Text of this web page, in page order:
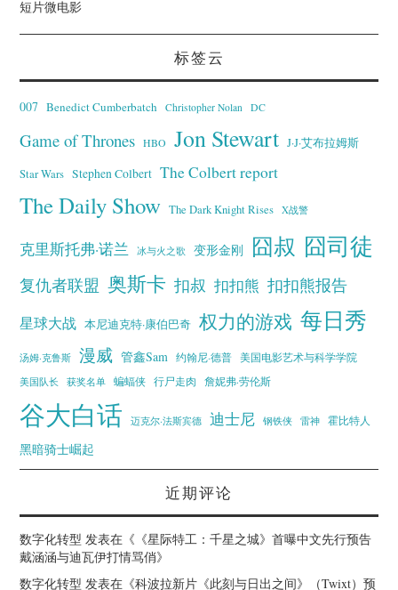
短片微电影
标签云
007 Benedict Cumberbatch Christopher Nolan DC
Game of Thrones HBO Jon Stewart J·J·艾布拉姆斯
Star Wars Stephen Colbert The Colbert report
The Daily Show The Dark Knight Rises X战警
克里斯托弗·诺兰 冰与火之歌 变形金刚 囧叔 囧司徒
复仇者联盟 奥斯卡 扣叔 扣扣熊 扣扣熊报告
星球大战 本尼迪克特·康伯巴奇 权力的游戏 每日秀
汤姆·克鲁斯 漫威 管鑫Sam 约翰尼·德普
美国电影艺术与科学学院
美国队长
获奖名单 蝙蝠侠 行尸走肉 詹妮弗·劳伦斯
谷大白话 迈克尔·法斯宾德 迪士尼 钢铁侠 雷神 霍比特人
黑暗骑士崛起
近期评论
数字化转型 发表在《 《星际特工：千星之城》首曝中文先行预告
戴涵涵与迪瓦伊打情骂俏》
数字化转型 发表在《科波拉新片《此刻与日出之间》（Twixt）预